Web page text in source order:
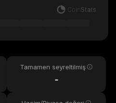
Tamamen seyreltilmiş
-